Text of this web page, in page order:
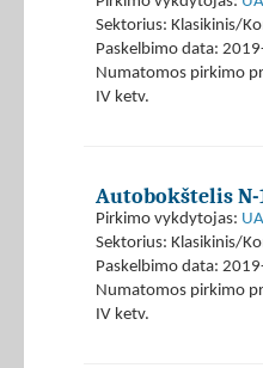
Sektorius: Klasikinis/
Paskelbimo data:
Numatomos pirkimo
IV ketv.
Autobokštelis N-
Pirkimo vykdytojas:
Sektorius: Klasikinis/
Paskelbimo data:
Numatomos pirkimo
IV ketv.